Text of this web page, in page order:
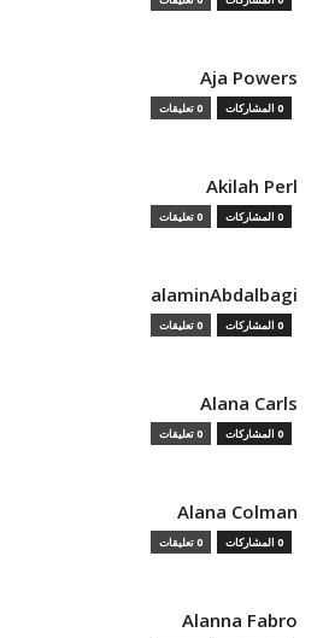
Aja Powers
0 المشاركات 0 تعليقات
Akilah Perl
0 المشاركات 0 تعليقات
alaminAbdalbagi
0 المشاركات 0 تعليقات
Alana Carls
0 المشاركات 0 تعليقات
Alana Colman
0 المشاركات 0 تعليقات
Alanna Fabro